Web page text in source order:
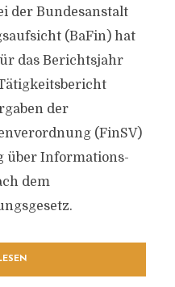
der Bundesanstalt
(BaFin) hat
das Berichtsjahr
der
(FinSV)
über Informations-
dem